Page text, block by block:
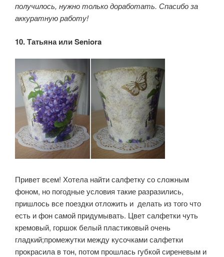
получилось, нужно только доработать. Спасибо за
аккуратную работу!
10. Татьяна илиSeniora
Привет всем! Хотела найти салфетку со сложным
фоном, но погодные условия такие разразились,
пришлось все поездки отложить и делать из того что
есть и фон самой придумывать. Цвет салфетки чуть
кремовый, горшок белый пластиковый очень
гладкий;промежутки между кусочками салфетки
прокрасила в тон, потом прошлась губкой сиреневым и